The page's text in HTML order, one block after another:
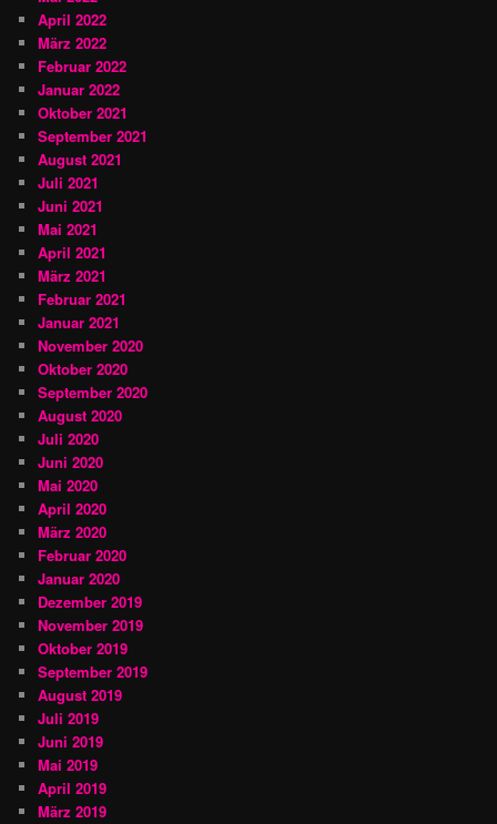
April 2022
März 2022
Februar 2022
Januar 2022
Oktober 2021
September 2021
August 2021
Juli 2021
Juni 2021
Mai 2021
April 2021
März 2021
Februar 2021
Januar 2021
November 2020
Oktober 2020
September 2020
August 2020
Juli 2020
Juni 2020
Mai 2020
April 2020
März 2020
Februar 2020
Januar 2020
Dezember 2019
November 2019
Oktober 2019
September 2019
August 2019
Juli 2019
Juni 2019
Mai 2019
April 2019
März 2019